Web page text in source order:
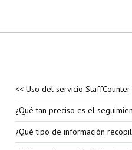
<< Uso del servicio StaffCounter
¿Qué tan preciso es el
¿Qué tipo de información